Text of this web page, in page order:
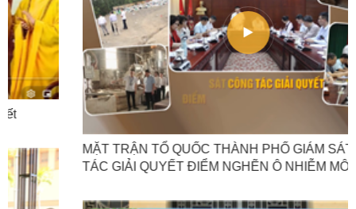
MẶT TRẬN TỔ QUỐC THÀNH PHỐ GIÁM SÁT CÔNG
TÁC GIẢI QUYẾT ĐIỂM NGHẼN Ô NHIỄM MÔI TRƯỜNG